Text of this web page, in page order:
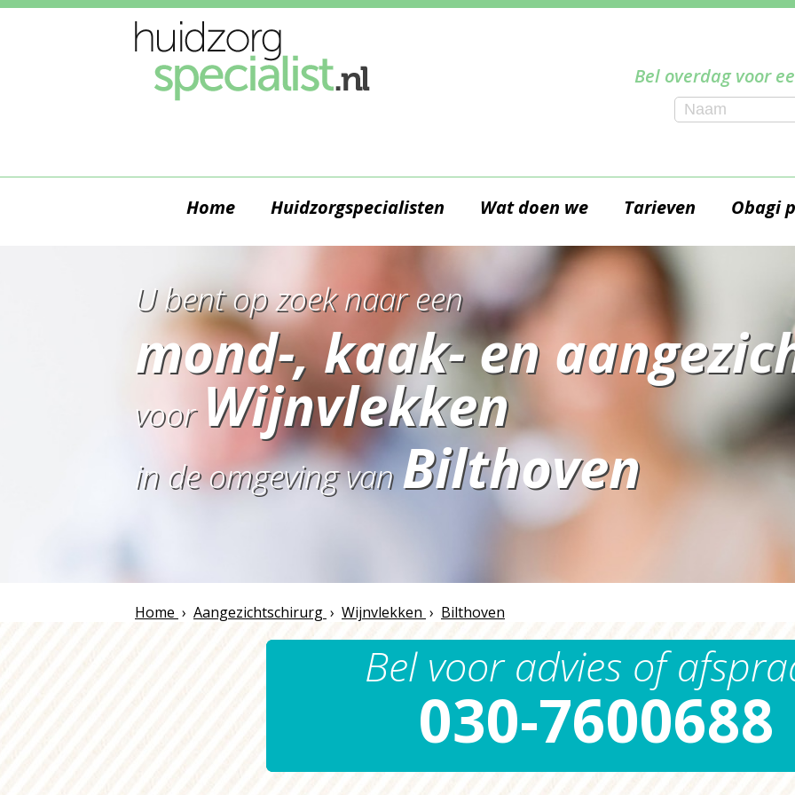
Bel overdag voor
Home Huidzorgspecialisten Wat doen we Tarieven Obagi
U bent op zoek naar een
mond-, kaak- en
voor Wijnvlekken
in de omgeving vanBilthoven
Home › Aangezichtschirurg › Wijnvlekken › Bilthoven
Bel voor advies of
030-7600688